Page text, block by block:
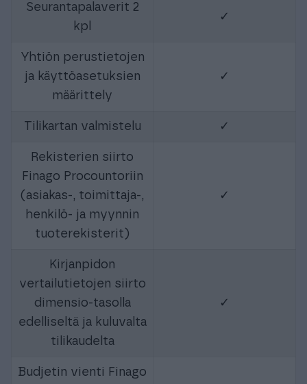
Seurantapalaverit 2
kpl
✓
Yhtiön perustietojen
ja käyttöasetuksien
määrittely
✓
Tilikartan valmistelu ✓
Rekisterien siirto
Finago Procountoriin
(asiakas-, toimittaja-,
henkilö- ja myynnin
tuoterekisterit)
✓
Kirjanpidon
vertailutietojen siirto
dimensio-tasolla
edelliseltä ja kuluvalta
tilikaudelta
✓
Budjetin vienti Finago